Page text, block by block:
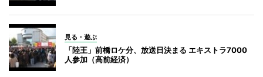
見る・遊ぶ
「陸王」前橋ロケ分、放送日決まる エキストラ7000
人参加（高前経済）